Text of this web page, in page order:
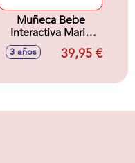
Muñeca Bebe
Interactiva Marie
Disney Darlings 33
3 años 39,95 €